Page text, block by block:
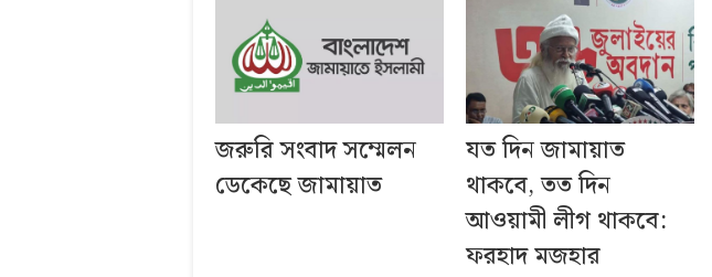
জরুরি সংবাদ সম্মেলন
ডেকেছে জামায়াত
যত দিন জামায়াত
থাকবে, তত দিন
আওয়ামী লীগ থাকবে:
ফরহাদ মজহার